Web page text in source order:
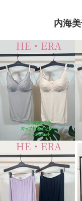
内海